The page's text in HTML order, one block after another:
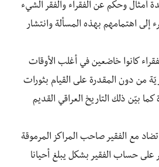
أمثال وحكم عن الفقراء والفقر الشيء
إلى اهتمامهم بهذه المسألة وانتشار
كانوا خاضعين في أغلب الأوقات
من دون المقدرة على القيام بثورات
بيّن ذلك التاريخ العراقي القديم
مع الفقير صاحب المراكز المرموقة
على حساب الفقير بشكل يبلغ أحيانا